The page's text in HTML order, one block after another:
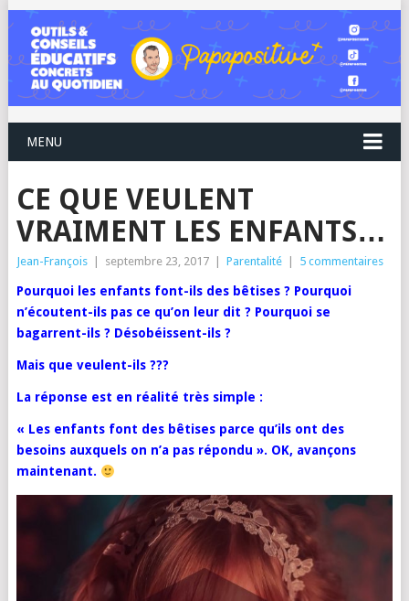
MENU
CE QUE VEULENT
VRAIMENT LES ENFANTS…
Jean-François septembre 23, 2017 Parentalité 5 commentaires
Pourquoi les enfants font-ils des bêtises ? Pourquoi
n’écoutent-ils pas ce qu’on leur dit ? Pourquoi se
bagarrent-ils ? Désobéissent-ils ?
Mais que veulent-ils ???
La réponse est en réalité très simple :
« Les enfants font des bêtises parce qu’ils ont des
besoins auxquels on n’a pas répondu ». OK, avançons
maintenant.